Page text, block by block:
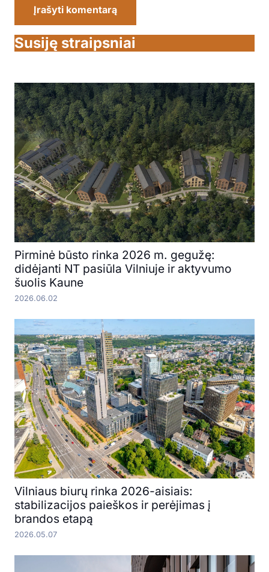
Įrašyti komentarą
Susiję straipsniai
Pirminė būsto rinka 2026 m. gegužę:
didėjanti NT pasiūla Vilniuje ir aktyvumo
šuolis Kaune
2026.06.02
Vilniaus biurų rinka 2026-aisiais:
stabilizacijos paieškos ir perėjimas į
brandos etapą
2026.05.07